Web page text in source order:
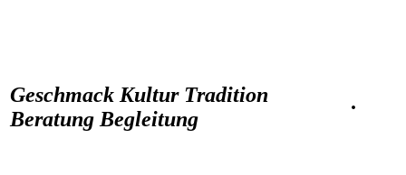
Geschmack Kultur Tradition
Beratung Begleitung
·